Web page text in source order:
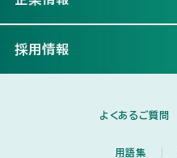
採用情報
よくあるご質問
用語集